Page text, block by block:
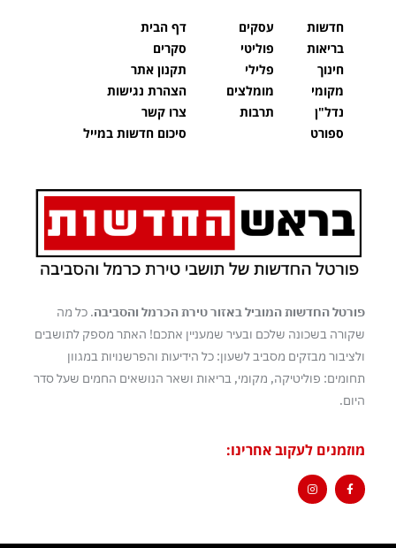
חדשות
בריאות
חינוך
מקומי
נדל"ן
ספורט
עסקים
פוליטי
פלילי
מומלצים
תרבות
דף הבית
סקרים
תקנון אתר
הצהרת נגישות
צרו קשר
סיכום חדשות במייל
פורטל החדשות המוביל באזור טירת הכרמל והסביבה. כל מה
שקורה בשכונה שלכם ובעיר שמעניין אתכם! האתר מספק לתושבים
ולציבור מבזקים מסביב לשעון: כל הידיעות והפרשנויות במגוון
תחומים: פוליטיקה, מקומי, בריאות ושאר הנושאים החמים שעל סדר
היום.
מוזמנים לעקוב אחרינו: